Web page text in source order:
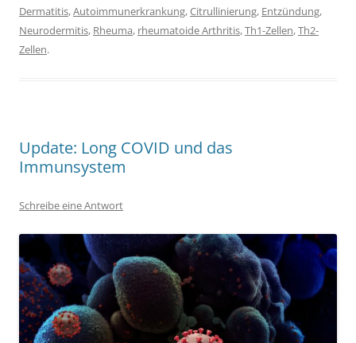
Dermatitis,Autoimmunerkrankung,Citrullinierung, Entzündung,
Neurodermitis, Rheuma, rheumatoide Arthritis,Th1-Zellen,Th2-
Zellen.
Update: Long COVID und das
Immunsystem
Schreibe eine Antwort